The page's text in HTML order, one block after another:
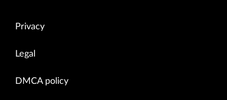
Privacy
Legal
DMCA policy